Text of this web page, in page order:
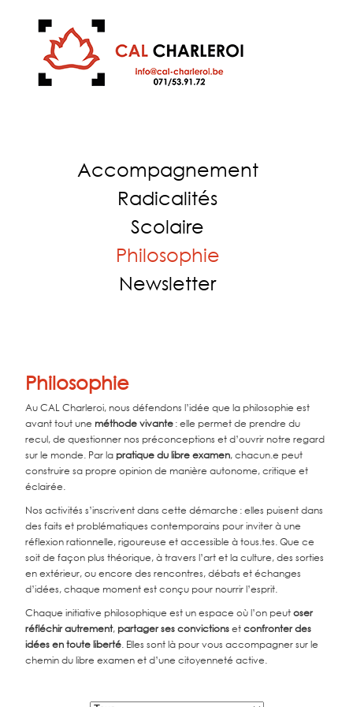
Accompagnement
Radicalités
Scolaire
Philosophie
Newsletter
Philosophie
Au CAL Charleroi, nous défendons l’idée que la philosophie est
avant tout une méthode vivante : elle permet de prendre du
recul, de questionner nos préconceptions et d’ouvrir notre regard
sur le monde. Par la pratique du libre examen, chacun.e peut
construire sa propre opinion de manière autonome, critique et
éclairée.
Nos activités s’inscrivent dans cette démarche : elles puisent dans
des faits et problématiques contemporains pour inviter à une
réflexion rationnelle, rigoureuse et accessible à tous.tes. Que ce
soit de façon plus théorique, à travers l’art et la culture, des sorties
en extérieur, ou encore des rencontres, débats et échanges
d’idées, chaque moment est conçu pour nourrir l’esprit.
Chaque initiative philosophique est un espace où l’on peutoser
réfléchir autrement, partager ses convictions etconfronter des
idées en toute liberté. Elles sont là pour vous accompagner sur le
chemin du libre examen et d’une citoyenneté active.